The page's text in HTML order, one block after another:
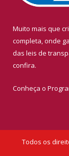
Muito mais que
completa, onde
das leis de
confira.
Conheça o
Todos os